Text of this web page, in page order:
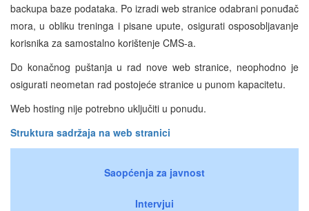
backupa baze podataka. Po izradi web stranice odabrani ponuđač
mora, u obliku treninga i pisane upute, osigurati osposobljavanje
korisnika za samostalno korištenje CMS-a.
Do konačnog puštanja u rad nove web stranice, neophodno je
osigurati neometan rad postojeće stranice u punom kapacitetu.
Web hosting nije potrebno uključiti u ponudu.
Struktura sadržaja na web stranici
Saopćenja za javnost
Intervjui